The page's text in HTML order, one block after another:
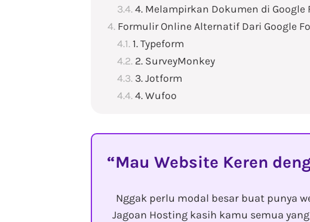
4. Melampirkan Dokumen di Google
Formulir Online Alternatif Dari Google
1. Typeform
2. SurveyMonkey
3. Jotform
4. Wufoo
Mau Website Keren
Nggak perlu modal besar buat punya
Jagoan Hosting kasih kamu semua